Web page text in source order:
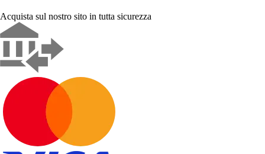
Acquista sul nostro sito in tutta sicurezza